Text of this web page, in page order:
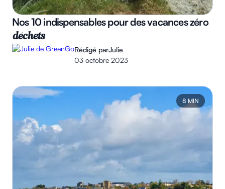
Nos 10 indispensables pour des vacances zéro
déchets
Rédigé parJulie
03 octobre 2023
8 MIN